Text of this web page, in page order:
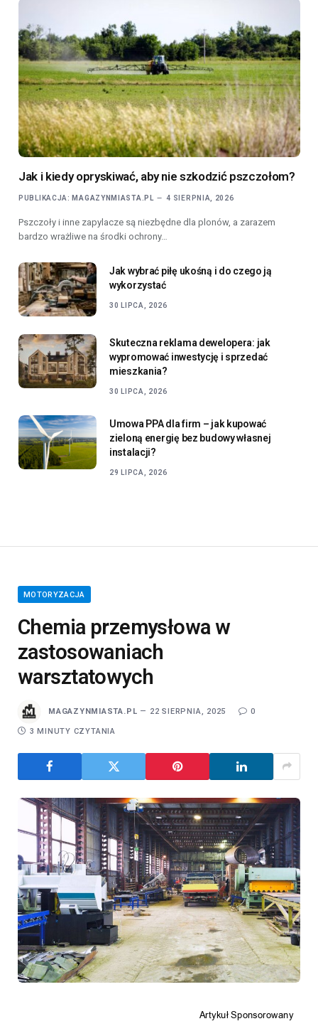
Jak i kiedy opryskiwać, aby nie szkodzić pszczołom?
PUBLIKACJA: MAGAZYNMIASTA.PL 4 SIERPNIA, 2026
Pszczoły i inne zapylacze są niezbędne dla plonów, a zarazem
bardzo wrażliwe na środki ochrony…
Jak wybrać piłę ukośną i do czego ją
wykorzystać
30 LIPCA, 2026
Skuteczna reklama dewelopera: jak
wypromować inwestycję i sprzedać
mieszkania?
30 LIPCA, 2026
Umowa PPA dla firm – jak kupować
zieloną energię bez budowy własnej
instalacji?
29 LIPCA, 2026
MOTORYZACJA
Chemia przemysłowa w
zastosowaniach
warsztatowych
MAGAZYNMIASTA.PL 22 SIERPNIA, 2025 0
3 MINUTY CZYTANIA